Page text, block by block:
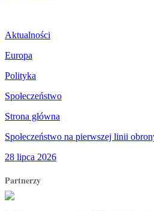
Aktualności
Europa
Polityka
Społeczeństwo
Strona główna
Społeczeństwo na pierwszej linii
28 lipca 2026
Partnerzy